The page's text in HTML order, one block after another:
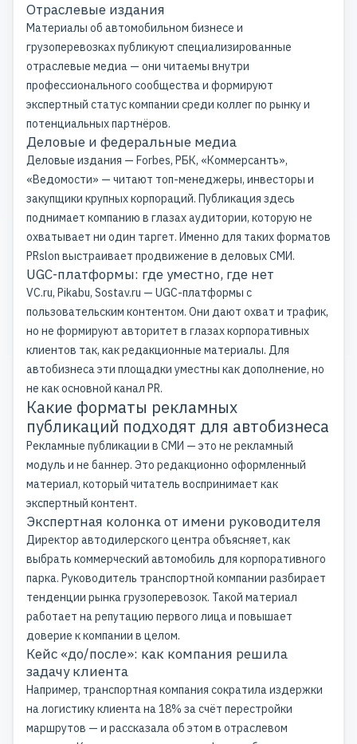
Отраслевые издания
Материалы об автомобильном бизнесе и
грузоперевозках публикуют специализированные
отраслевые медиа — они читаемы внутри
профессионального сообщества и формируют
экспертный статус компании среди коллег по рынку и
потенциальных партнёров.
Деловые и федеральные медиа
Деловые издания — Forbes, РБК, «Коммерсантъ»,
«Ведомости» — читают топ-менеджеры, инвесторы и
закупщики крупных корпораций. Публикация здесь
поднимает компанию в глазах аудитории, которую не
охватывает ни один таргет. Именно для таких форматов
PRslon выстраивает продвижение в деловых СМИ.
UGC-платформы: где уместно, где нет
VC.ru, Pikabu, Sostav.ru — UGC-платформы с
пользовательским контентом. Они дают охват и трафик,
но не формируют авторитет в глазах корпоративных
клиентов так, как редакционные материалы. Для
автобизнеса эти площадки уместны как дополнение, но
не как основной канал PR.
Какие форматы рекламных
публикаций подходят для автобизнеса
Рекламные публикации в СМИ — это не рекламный
модуль и не баннер. Это редакционно оформленный
материал, который читатель воспринимает как
экспертный контент.
Экспертная колонка от имени руководителя
Директор автодилерского центра объясняет, как
выбрать коммерческий автомобиль для корпоративного
парка. Руководитель транспортной компании разбирает
тенденции рынка грузоперевозок. Такой материал
работает на репутацию первого лица и повышает
доверие к компании в целом.
Кейс «до/после»: как компания решила
задачу клиента
Например, транспортная компания сократила издержки
на логистику клиента на 18% за счёт перестройки
маршрутов — и рассказала об этом в отраслевом